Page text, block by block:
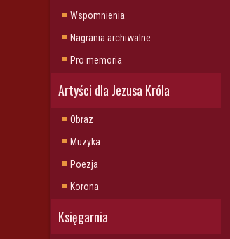
Wspomnienia
Nagrania archiwalne
Pro memoria
Artyści dla Jezusa Króla
Obraz
Muzyka
Poezja
Korona
Księgarnia